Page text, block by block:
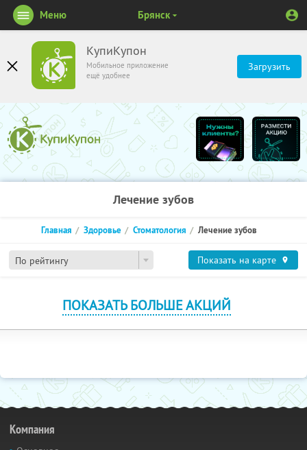
КупиКупон
Мобильное приложение
ещё удобнее
Загрузить
Меню Брянск
Лечение зубов
По рейтингу
Главная Здоровье Стоматология Лечение зубов
Показать на карте
ПОКАЗАТЬ БОЛЬШЕ АКЦИЙ
Компания